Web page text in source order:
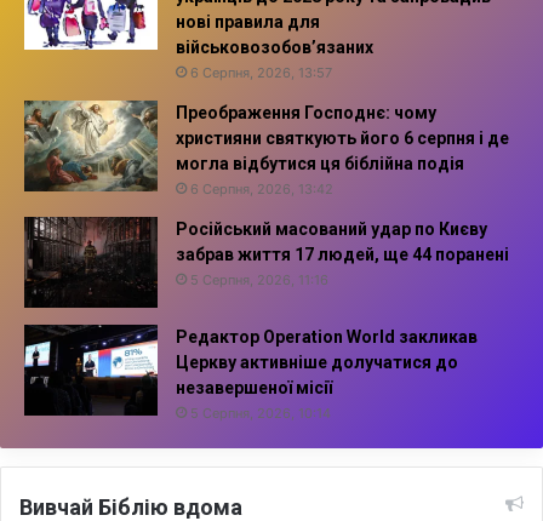
нові правила для
військовозобов’язаних
6 Серпня, 2026, 13:57
Преображення Господнє: чому
християни святкують його 6 серпня і де
могла відбутися ця біблійна подія
6 Серпня, 2026, 13:42
Російський масований удар по Києву
забрав життя 17 людей, ще 44 поранені
5 Серпня, 2026, 11:16
Редактор Operation World закликав
Церкву активніше долучатися до
незавершеної місії
5 Серпня, 2026, 10:14
Вивчай Біблію вдома